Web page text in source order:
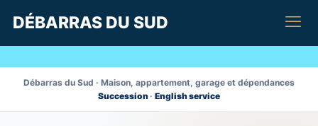
DÉBARRAS DU SUD
Débarras du Sud · Maison, appartement, garage et dépendances
Succession · English service